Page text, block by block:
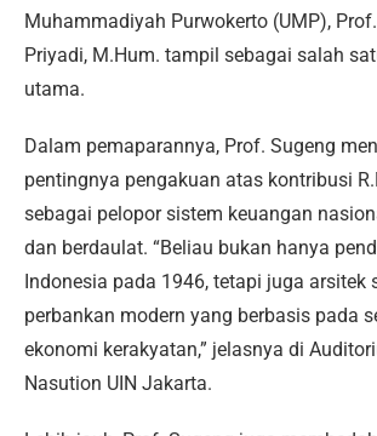
Muhammadiyah Purwokerto (UMP),
Priyadi, M.Hum. tampil sebagai salah
utama.
Dalam pemaparannya, Prof. Sugeng
pentingnya pengakuan atas kontribusi
sebagai pelopor sistem keuangan
dan berdaulat. “Beliau bukan hanya
Indonesia pada 1946, tetapi juga arsitek
perbankan modern yang berbasis pada
ekonomi kerakyatan,” jelasnya di
Nasution UIN Jakarta.